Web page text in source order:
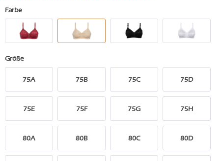
Farbe
Größe
75A 75B 75C 75D
75E 75F 75G 75H
80A 80B 80C 80D